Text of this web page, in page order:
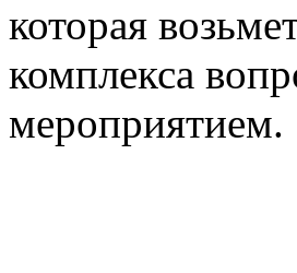
которая
комплекса
мероприятием.